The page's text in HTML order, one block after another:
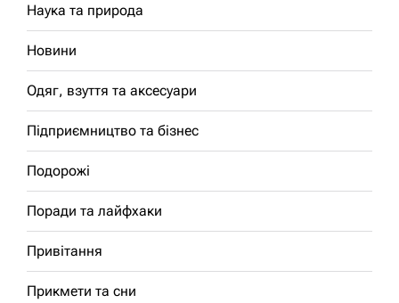
Наука та природа
Новини
Одяг, взуття та аксесуари
Підприємництво та бізнес
Подорожі
Поради та лайфхаки
Привітання
Прикмети та сни